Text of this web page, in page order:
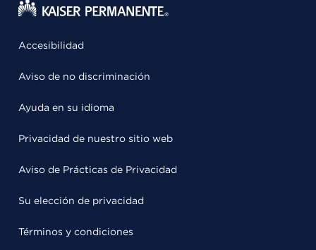
Accesibilidad
Aviso de no discriminación
Ayuda en su idioma
Privacidad de nuestro sitio web
Aviso de Prácticas de Privacidad
Su elección de privacidad
Términos y condiciones